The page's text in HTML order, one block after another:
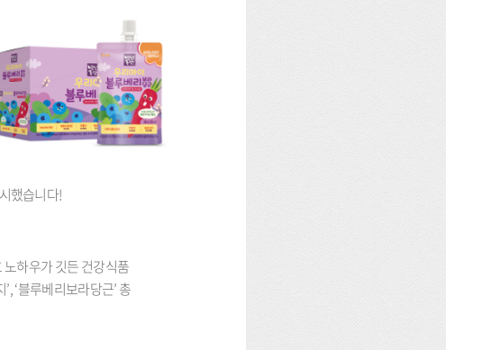
했습니다!
노하우가 깃든 건강식품
‘블루베리보라당근’ 총